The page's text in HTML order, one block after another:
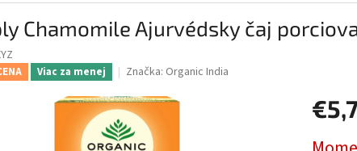
Chamomile Ajurvédsky čaj
Viac za menej Značka: Organic India